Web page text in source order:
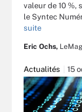
valeur de 10 %,
le Syntec
suite
Eric Ochs,
Actualités 15